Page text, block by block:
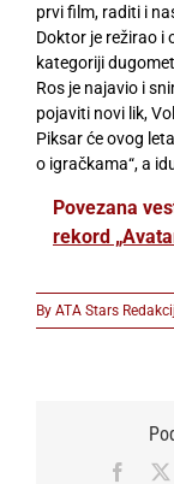
prvi film, raditi i
Doktor je režirao i
kategoriji
Ros je najavio i
pojaviti novi lik,
Piksar će ovog
o igračkama“, a
Povezana
rekord
By ATA Stars